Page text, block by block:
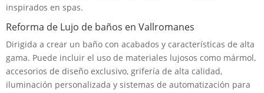
inspirados en spas.
Reforma de Lujo de baños en Vallromanes
Dirigida a crear un baño con acabados y características de alta
gama. Puede incluir el uso de materiales lujosos como mármol,
accesorios de diseño exclusivo, grifería de alta calidad,
iluminación personalizada y sistemas de automatización para